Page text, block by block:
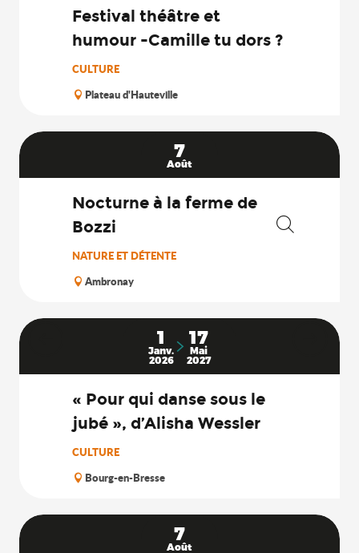
Festival théâtre et
humour -Camille tu dors ?
CULTURE
Plateau d'Hauteville
7
Août
Nocturne à la ferme de
Bozzi
NATURE ET DÉTENTE
Ambronay
1
Janv.
2026
17
Mai
2027
« Pour qui danse sous le
jubé », d’Alisha Wessler
CULTURE
Bourg-en-Bresse
7
Août